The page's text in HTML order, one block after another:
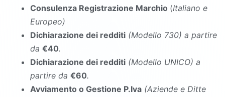
Consulenza Registrazione Marchio (Italiano e
Europeo)
Dichiarazione dei redditi (Modello 730) a partire
da €40.
Dichiarazione dei redditi (Modello UNICO) a
partire da €60.
Avviamento o Gestione P.Iva (Aziende e Ditte